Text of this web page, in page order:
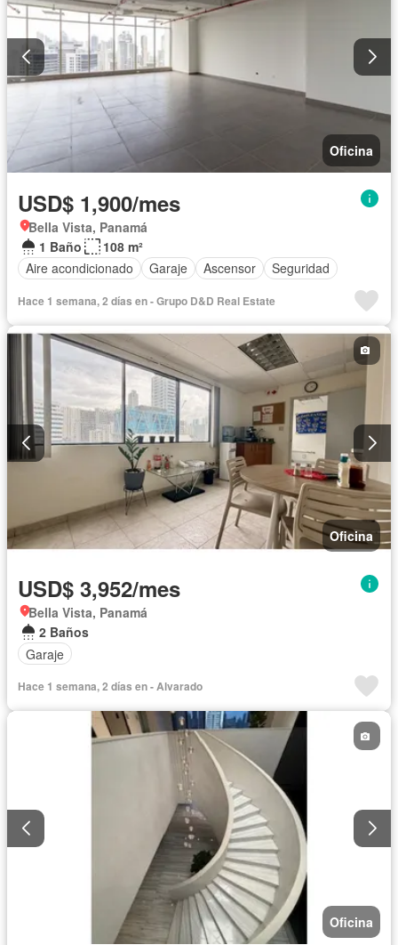
Oficina
USD$ 1,900/mes
Bella Vista, Panamá
1 Baño
108 m²
Aire acondicionado
Garaje Ascensor Seguridad
Hace 1 semana, 2 días en - Grupo D&D Real Estate
Oficina
USD$ 3,952/mes
Bella Vista, Panamá
2 Baños
Garaje
Hace 1 semana, 2 días en - Alvarado
Oficina